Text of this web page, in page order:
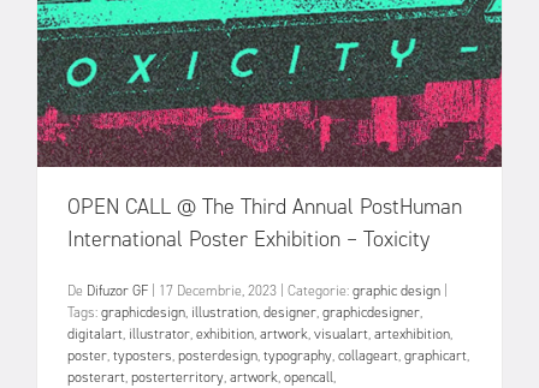
OPEN CALL @ The Third Annual PostHuman
International Poster Exhibition – Toxicity
De Difuzor GF 17 Decembrie, 2023 Categorie:graphic design
Tags:graphicdesign, illustration,designer,graphicdesigner,
digitalart, illustrator,exhibition,artwork,visualart,artexhibition,
poster,typosters,posterdesign,typography,collageart,graphicart,
posterart,posterterritory,artwork,opencall,